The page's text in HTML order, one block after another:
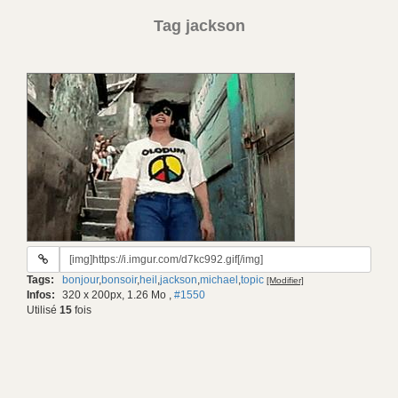
Tag jackson
URL
gif:
Tags: bonjour,bonsoir,heil ,jackson,michael ,topic [Modifier]
Infos: 320 x 200px, 1.26 Mo , #1550
Utilisé 15 fois